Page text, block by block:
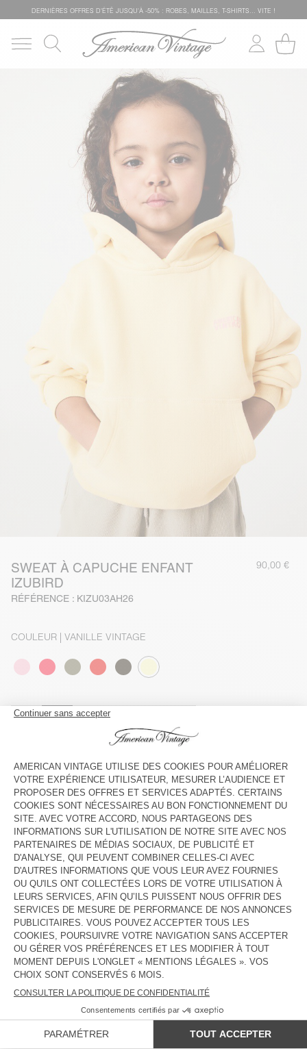
DERNIÈRES OFFRES D'ÉTÊ JUSQU'À -50% : ROBES, MAILLES, T-SHIRTS... VITE !
SWEAT À CAPUCHE ENFANT
IZUBIRD
RÉFÉRENCE : KIZU03AH26
90,00 €
COULEUR | VANILLE VINTAGE
3 5 7
Livraison estiméeentre le mercredi 12 août et le vendredi 14
août
AJOUTER AU PANIER
VOIR LA DISPONIBILITE EN MAGASIN
DESCRIPTION
TAILLE ET COUPE
COMPOSITION
ENTRETIEN
TRAÇABILITÉ
LIVRAISON ET RETOURS
DANS LA MÊME MATIÈRE